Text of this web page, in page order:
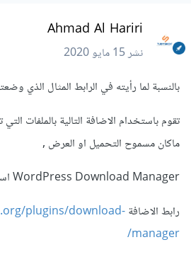
Ahmad Al Hariri
نشر15 مايو 2020
بالنسبة لما رأيته في الرابط المثال الذي
تقوم باستخدام الاضافة التالية بالملفات
ماكان مسموح التحميل او العرض ,
WordPress Download Manager اسم الاضافة
رابط الاضافةplugins/download-
manager/